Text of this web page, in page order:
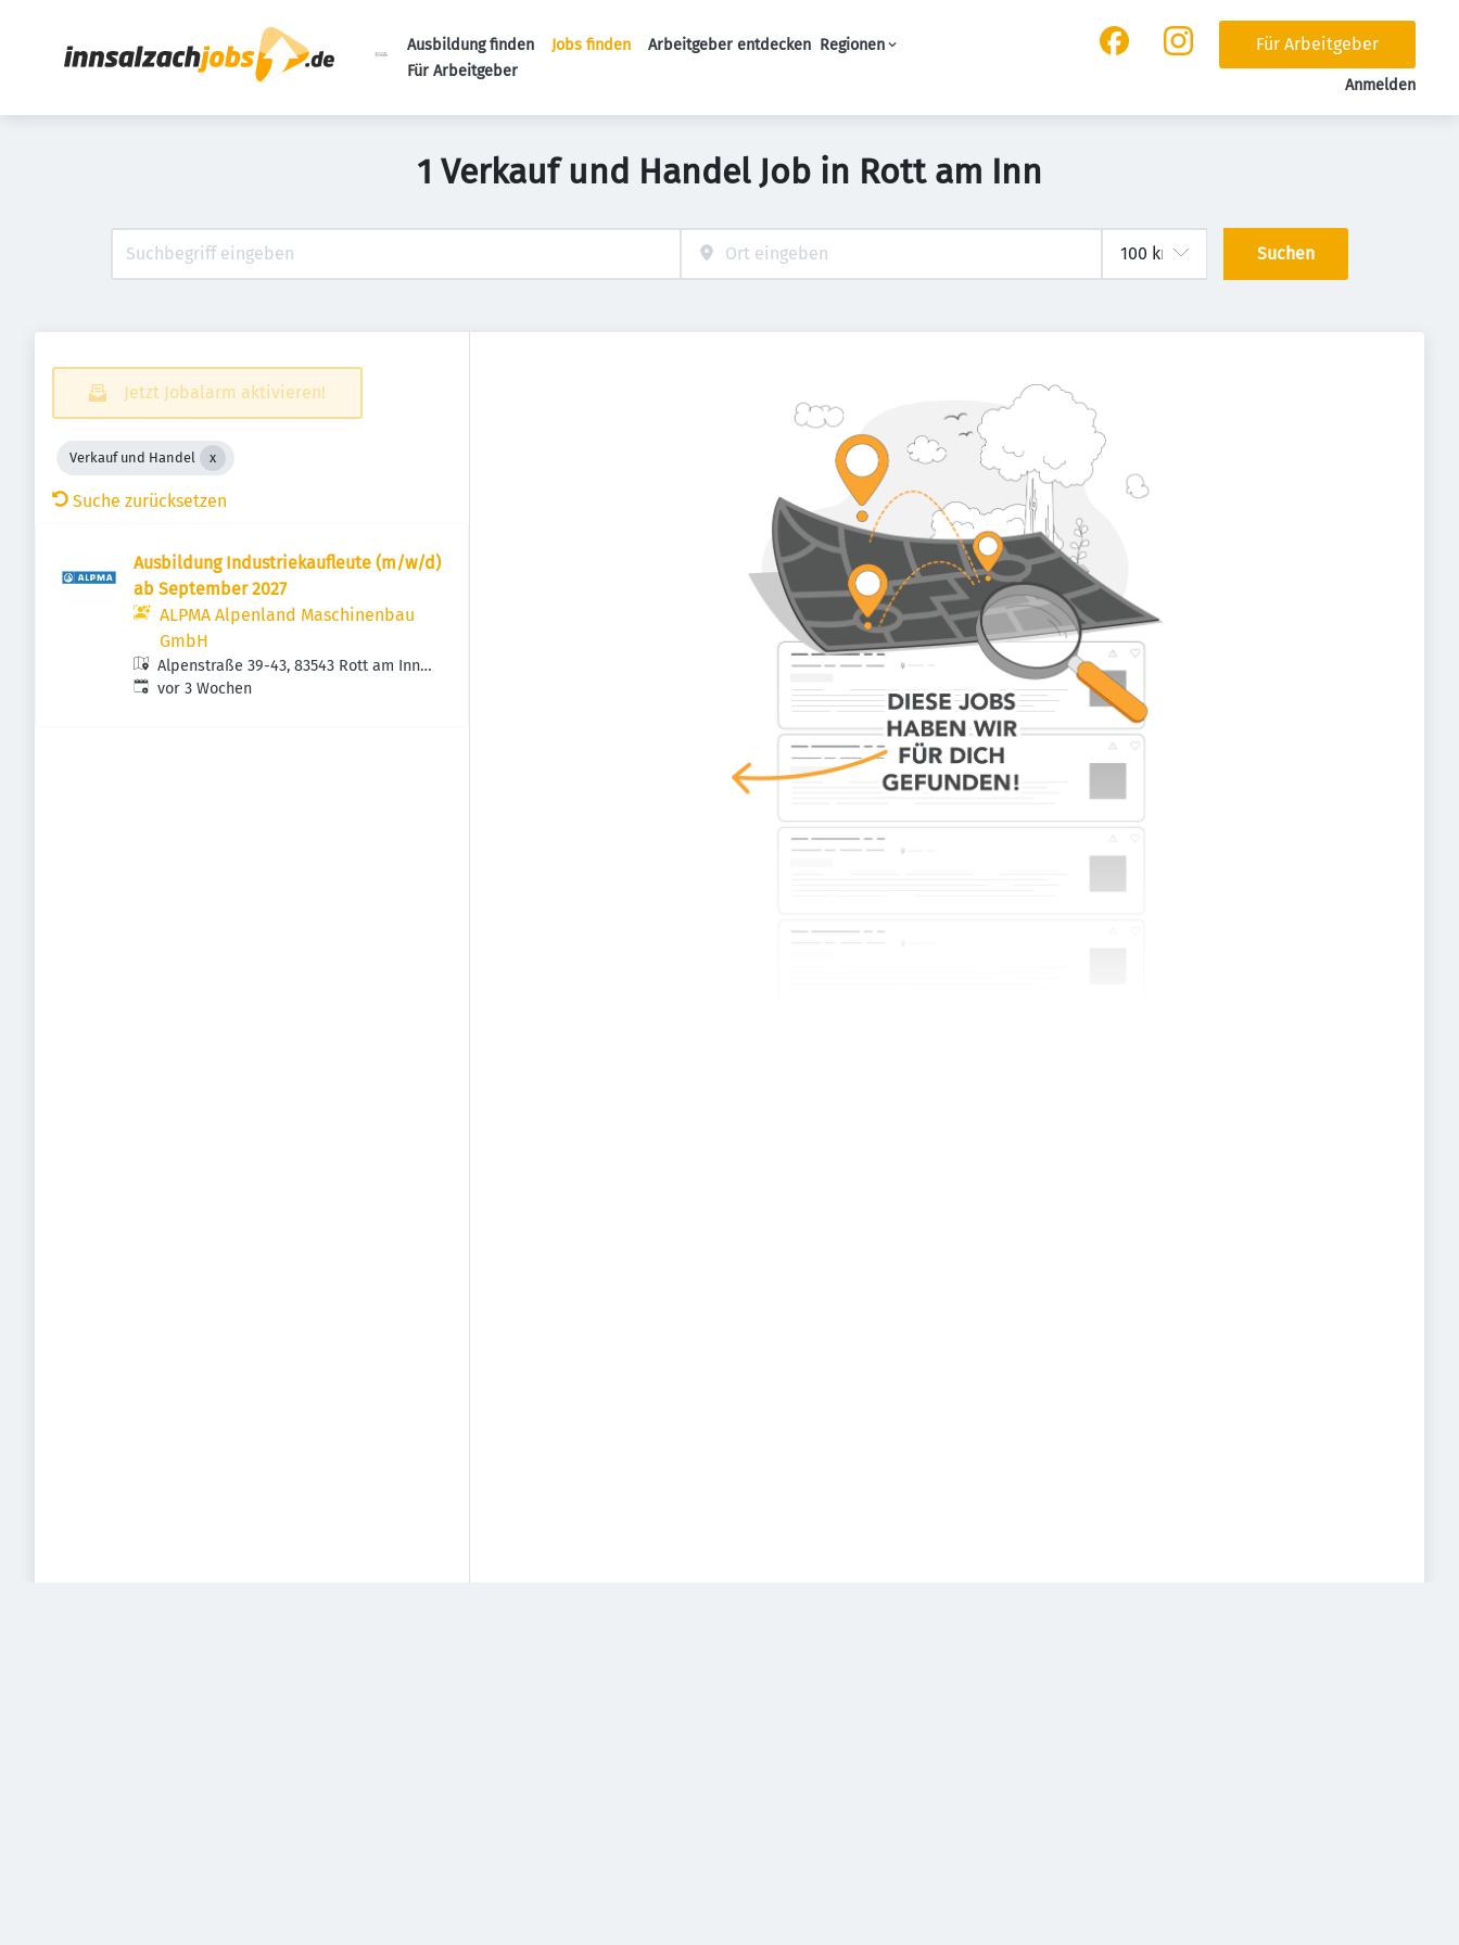
Ausbildung finden Jobs finden Arbeitgeber entdecken Regionen
Für Arbeitgeber
Für Arbeitgeber
Anmelden
1 Verkauf und Handel Job in Rott am Inn
Suchen
Jetzt Jobalarm aktivieren!
Verkauf und Handel
Suche zurücksetzen
Ausbildung Industriekaufleute (m/w/d)
ab September 2027
ALPMA Alpenland Maschinenbau
GmbH
Alpenstraße 39-43, 83543 Rott am Inn,
Deutschland
Veröffentlicht:
vor 3 Wochen